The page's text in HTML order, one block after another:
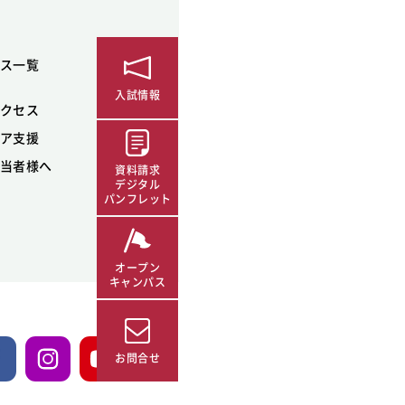
一覧
セス
支援
者様へ
入試情報
資料請求
デジタル
パンフレット
オープン
キャンパス
お問合せ